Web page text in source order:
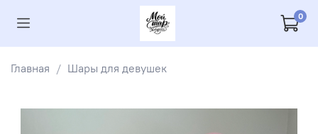
0
Главная Шары для девушек